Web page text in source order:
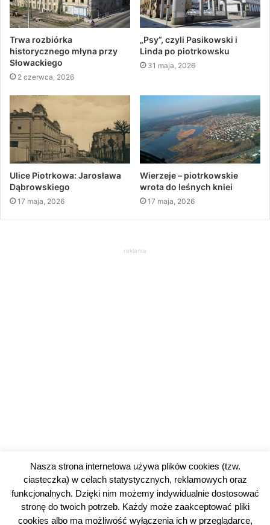
Trwa rozbiórka
historycznego młyna przy
Słowackiego
2 czerwca, 2026
„Psy”, czyli Pasikowski i
Linda po piotrkowsku
31 maja, 2026
Ulice Piotrkowa: Jarosława
Dąbrowskiego
17 maja, 2026
Wierzeje – piotrkowskie
wrota do leśnych kniei
17 maja, 2026
reklama
Nasza strona internetowa używa plików cookies (tzw.
ciasteczka) w celach statystycznych, reklamowych oraz
funkcjonalnych. Dzięki nim możemy indywidualnie dostosować
stronę do twoich potrzeb. Każdy może zaakceptować pliki
cookies albo ma możliwość wyłączenia ich w przeglądarce,